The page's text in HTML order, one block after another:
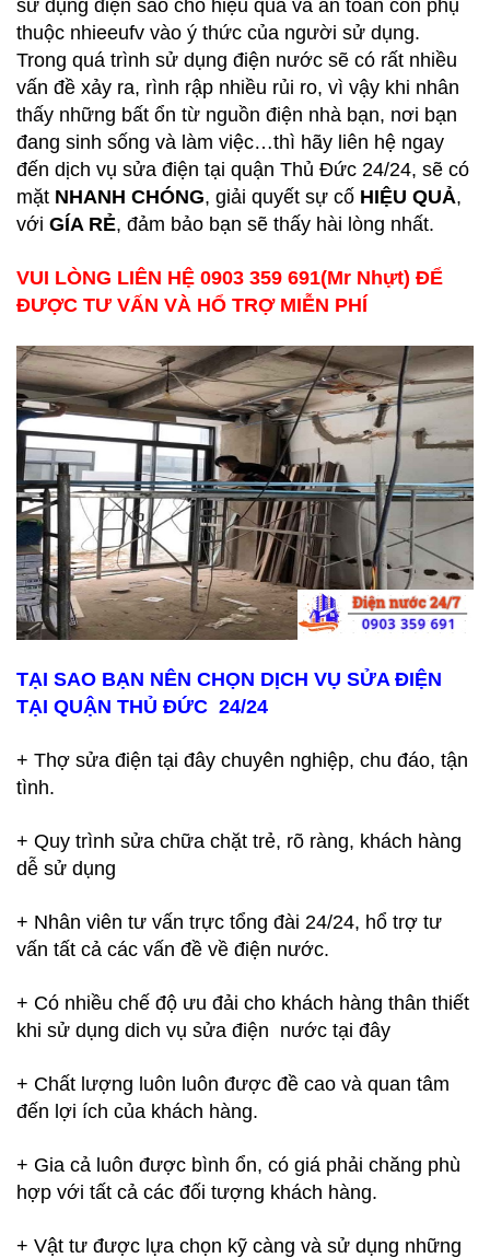
sử dụng điện sao cho hiệu quả và an toàn còn phụ
thuộc nhieeufv vào ý thức của người sử dụng.
Trong quá trình sử dụng điện nước sẽ có rất nhiều
vấn đề xảy ra, rình rập nhiều rủi ro, vì vậy khi nhân
thấy những bất ổn từ nguồn điện nhà bạn, nơi bạn
đang sinh sống và làm việc…thì hãy liên hệ ngay
đến dịch vụ sửa điện tại quận Thủ Đức 24/24, sẽ có
mặt NHANH CHÓNG, giải quyết sự cố HIỆU QUẢ,
với GÍA RẺ, đảm bảo bạn sẽ thấy hài lòng nhất.
VUI LÒNG LIÊN HỆ 0903 359 691(Mr Nhựt) ĐỂ
ĐƯỢC TƯ VẤN VÀ HỔ TRỢ MIỄN PHÍ
TẠI SAO BẠN NÊN CHỌN DỊCH VỤ SỬA ĐIỆN
TẠI QUẬN THỦ ĐỨC 24/24
+ Thợ sửa điện tại đây chuyên nghiệp, chu đáo, tận
tình.
+ Quy trình sửa chữa chặt trẻ, rõ ràng, khách hàng
dễ sử dụng
+ Nhân viên tư vấn trực tổng đài 24/24, hổ trợ tư
vấn tất cả các vấn đề về điện nước.
+ Có nhiều chế độ ưu đải cho khách hàng thân thiết
khi sử dụng dich vụ sửa điện nước tại đây
+ Chất lượng luôn luôn được đề cao và quan tâm
đến lợi ích của khách hàng.
+ Gia cả luôn được bình ổn, có giá phải chăng phù
hợp với tất cả các đối tượng khách hàng.
+ Vật tư được lựa chọn kỹ càng và sử dụng những